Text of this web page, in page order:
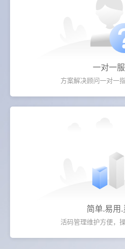
一对一
方案解决顾问一对一
简单.易用.
活码管理维护方便，